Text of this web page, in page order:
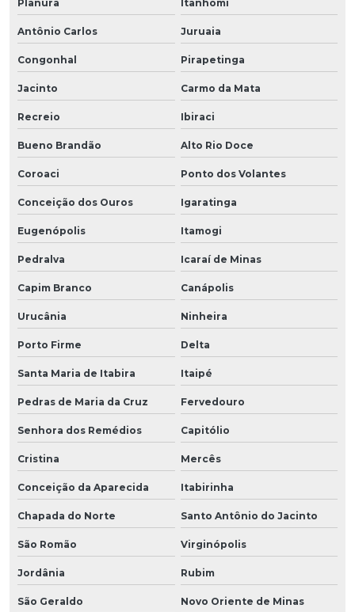
Planura Itanhomi
Antônio Carlos Juruaia
Congonhal Pirapetinga
Jacinto Carmo da Mata
Recreio Ibiraci
Bueno Brandão Alto Rio Doce
Coroaci Ponto dos Volantes
Conceição dos Ouros Igaratinga
Eugenópolis Itamogi
Pedralva Icaraí de Minas
Capim Branco Canápolis
Urucânia Ninheira
Porto Firme Delta
Santa Maria de Itabira Itaipé
Pedras de Maria da Cruz Fervedouro
Senhora dos Remédios Capitólio
Cristina Mercês
Conceição da Aparecida Itabirinha
Chapada do Norte Santo Antônio do Jacinto
São Romão Virginópolis
Jordânia Rubim
São Geraldo Novo Oriente de Minas